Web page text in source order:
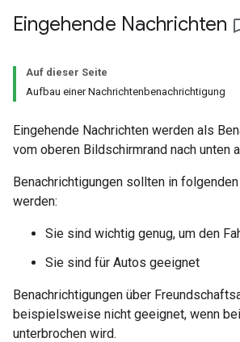
Eingehende Nachrichten
Auf dieser Seite
Aufbau einer Nachrichtenbenachrichtigung
Eingehende Nachrichten werden als
vom oberen Bildschirmrand nach unten
Benachrichtigungen sollten in
werden:
Sie sind wichtig genug, um den
Sie sind für Autos geeignet
Benachrichtigungen über
beispielsweise nicht geeignet, wenn
unterbrochen wird.